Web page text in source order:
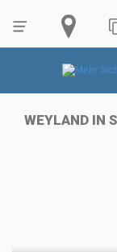
WEYLAND IN